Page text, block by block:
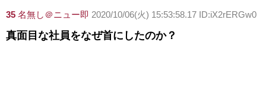
35 名無し＠ニュー即 2020/10/06(火) 15:53:58.17 ID:iX2rERGw0
真面目な社員をなぜ首にしたのか？